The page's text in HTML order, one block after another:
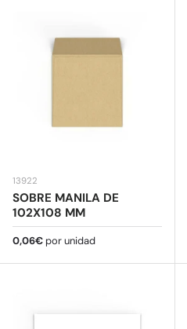
13922
SOBRE MANILA DE
102X108 MM
Precio normal
0,06€ por unidad